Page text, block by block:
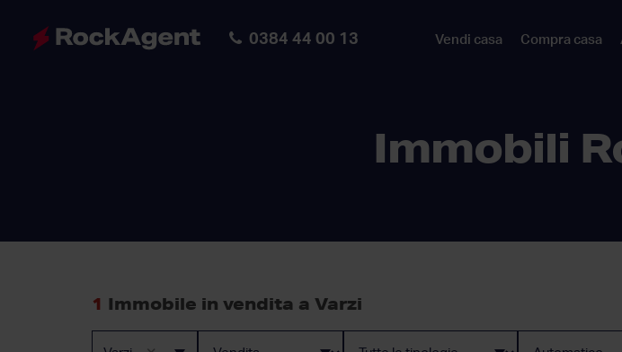
0384 44 00 13 Vendi casa Compra casa
Immobili
1 Immobile in vendita a Varzi